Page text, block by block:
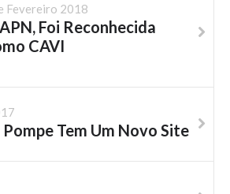
Fevereiro 2018
Foi Reconhecida
CAVI
Pompe Tem Um Novo Site